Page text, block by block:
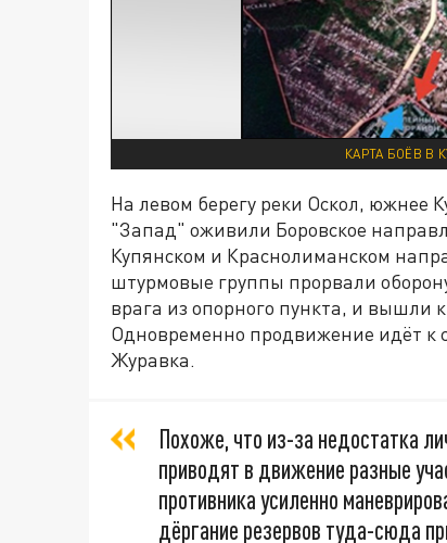
КАРТА БОЁВ В
На левом берегу реки Оскол, южнее
"Запад" оживили Боровское
Купянском и Краснолиманском
штурмовые группы прорвали
врага из опорного пункта, и вышли
Одновременно продвижение идёт к
Журавка.
Похоже, что из-за недостатка
приводят в движение разные
противника усиленно
дёргание резервов туда-сюда